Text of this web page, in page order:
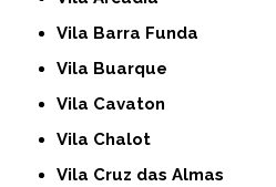
Vila Barra Funda
Vila Buarque
Vila Cavaton
Vila Chalot
Vila Cruz das Almas